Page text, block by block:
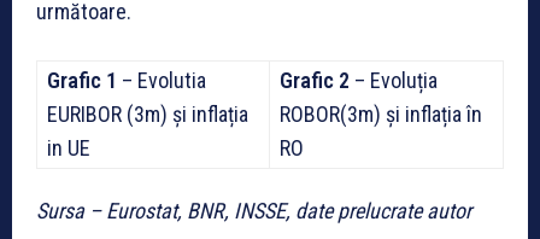
următoare.
Grafic 1 – Evolutia
EURIBOR (3m) și inflația
in UE
Grafic 2 – Evoluția
ROBOR(3m) și inflația în
RO
Sursa – Eurostat, BNR, INSSE, date prelucrate autor